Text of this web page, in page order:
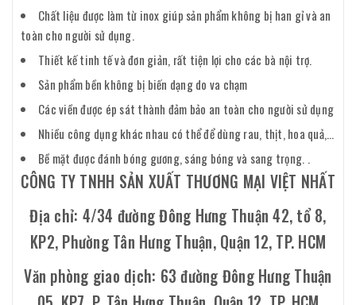
Chất liệu được làm từ inox giúp sản phẩm không bị han gỉ và an
toàn cho người sử dụng.
Thiết kế tinh tế và đơn giản, rất tiện lợi cho các bà nội trợ.
Sản phẩm bền không bị biến dạng do va chạm
Các viền được ép sát thành đảm bảo an toàn cho người sử dụng
Nhiều công dụng khác nhau có thể để dùng rau, thịt, hoa quả,…
Bề mặt được đánh bóng gương, sáng bóng và sang trọng. .
CÔNG TY TNHH SẢN XUẤT THƯƠNG MẠI VIỆT NHẤT
Địa chỉ: 4/34 đường Đông Hưng Thuận 42, tổ 8,
KP2, Phường Tân Hưng Thuận, Quận 12, TP. HCM
Văn phòng giao dịch: 63 đường Đông Hưng Thuận